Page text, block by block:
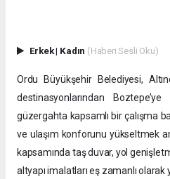
Erkek| Kadın (Haberi Sesli Oku)
Ordu Büyükşehir Belediyesi,
destinasyonlarından
güzergahta kapsamlı bir çalışma
ve ulaşım konforunu yükseltmek
kapsamında taş duvar, yol
altyapı imalatları eş zamanlı olarak